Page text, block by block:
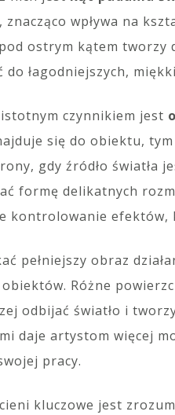
wpływa na
ostrym kątem tworzy
do łagodniejszych,
czynnikiem jest
się do obiektu,
gdy źródło światła
formę delikatnych
kontrolowanie efektów,
pełniejszy obraz
obiektów. Różne
odbijać światło i
daje artystom więcej
pracy.
kluczowe jest